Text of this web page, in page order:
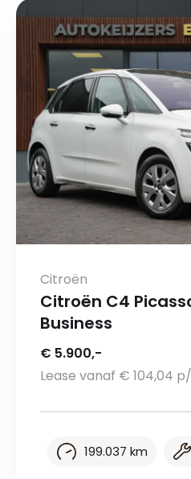
Citroën
Citroën C4
Business
€ 5.900,-
Lease vanaf € 104,04
199.037 km